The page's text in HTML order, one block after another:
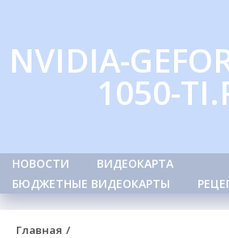
content
NVIDIA-
1050-
НОВОСТИ
ВИДЕОКАРТА
БЮДЖЕТНЫЕ ВИДЕОКАРТЫ
Главная